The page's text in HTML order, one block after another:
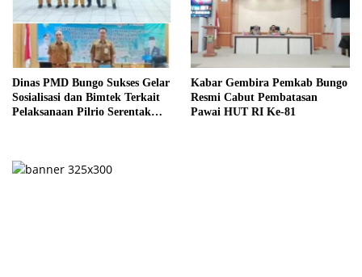
Dinas PMD Bungo Sukses Gelar
Sosialisasi dan Bimtek Terkait
Pelaksanaan Pilrio Serentak
Kabar Gembira Pemkab Bungo
Resmi Cabut Pembatasan
Pawai HUT RI Ke-81